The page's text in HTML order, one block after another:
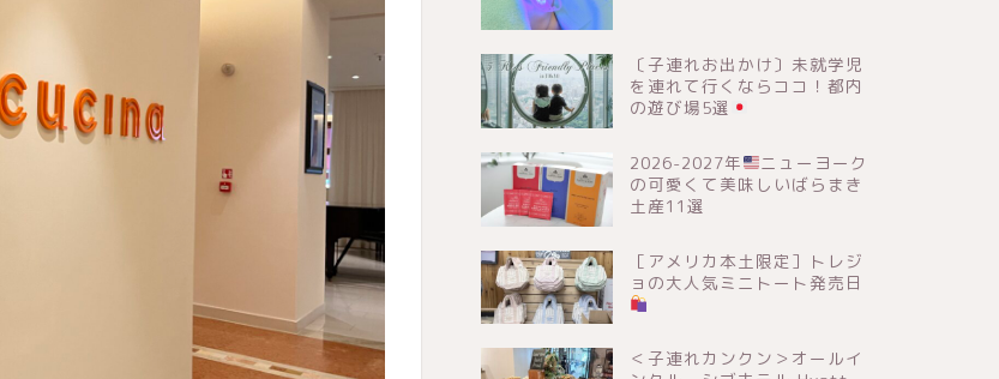
〔子連れお出かけ〕未就学児
を連れて行くならココ！都内
の遊び場5選
2026-2027年
ニューヨーク
の可愛くて美味しいばらまき
土産11選
［アメリカ本土限定］トレジ
ョの大人気ミニトート発売日
＜子連れカンクン＞オールイ